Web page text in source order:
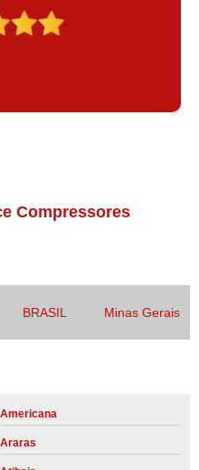
Compressores
BRASIL Minas Gerais
Americana
Araras